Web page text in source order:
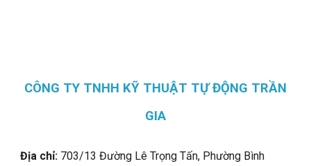
CÔNG TY TNHH KỸ THUẬT TỰ ĐỘNG TRẦN
GIA
Địa chỉ: 703/13 Đường Lê Trọng Tấn, Phường Bình